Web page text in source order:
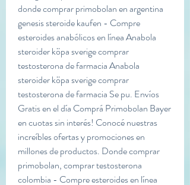
donde comprar primobolan en argentina
genesis steroide kaufen - Compre
esteroides anabólicos en línea Anabola
steroider köpa sverige comprar
testosterona de farmacia Anabola
steroider köpa sverige comprar
testosterona de farmacia Se pu. Envíos
Gratis en el día Comprá Primobolan Bayer
en cuotas sin interés! Conocé nuestras
increíbles ofertas y promociones en
millones de productos. Donde comprar
primobolan, comprar testosterona
colombia - Compre esteroides en línea